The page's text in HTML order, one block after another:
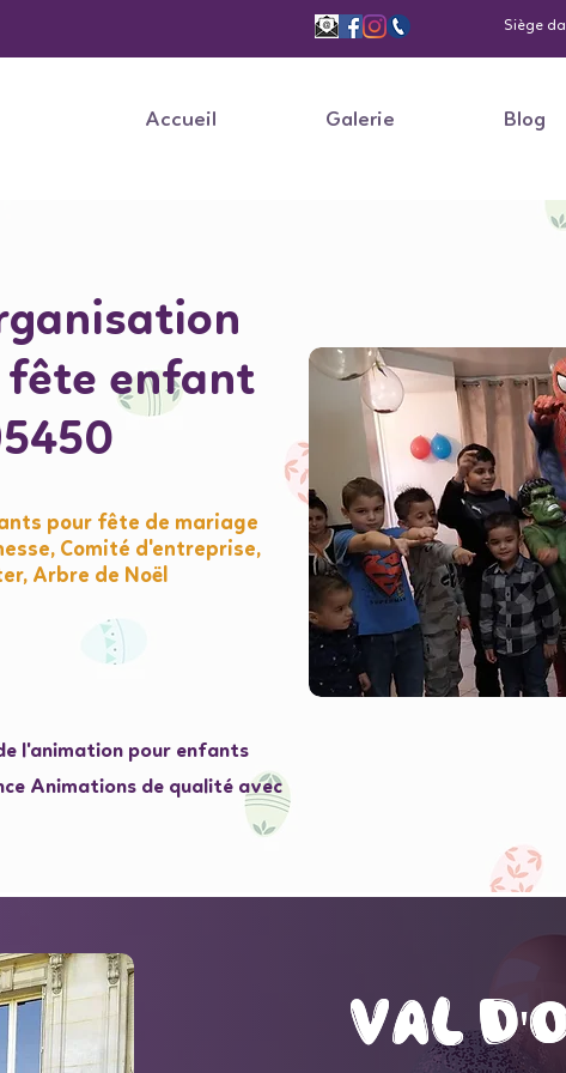
Siège
Accueil Galerie Blog
fête enfant
pour fête de mariage
Comité d'entreprise,
Arbre de Noël
l'animation pour enfants
Animations de qualité avec
val
val